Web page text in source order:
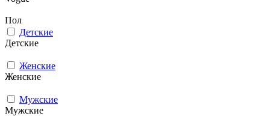
Пол
Детские
Детские
Женские
Женские
Мужcкие
Мужcкие